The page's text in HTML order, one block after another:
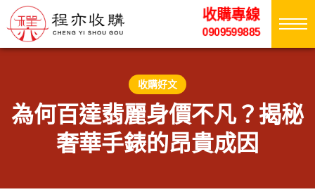
收購專線
0909599885
收購好文
為何百達翡麗身價不凡？揭秘
奢華手錶的昂貴成因